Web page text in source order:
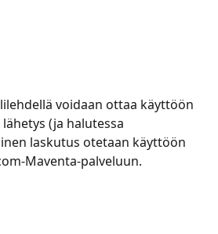
voidaan ottaa käyttöön
(ja halutessa
laskutus otetaan käyttöön
Maventa-palveluun.